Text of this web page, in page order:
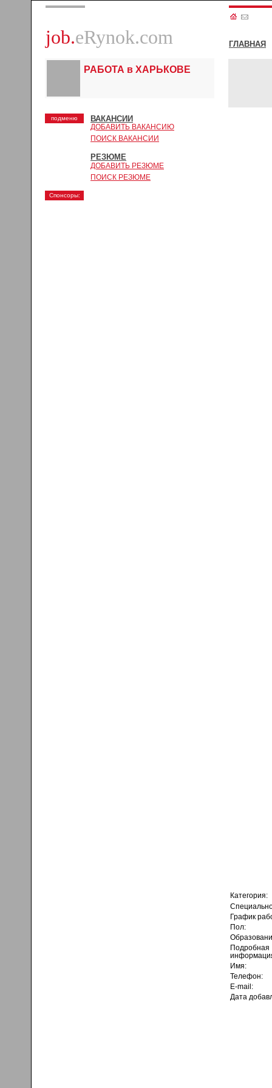
job.eRynok.com ГЛАВНАЯ
РАБОТА в ХАРЬКОВЕ
подменю ВАКАНСИИ
ДОБАВИТЬ ВАКАНСИЮ
ПОИСК ВАКАНСИИ
РЕЗЮМЕ
ДОБАВИТЬ РЕЗЮМЕ
ПОИСК РЕЗЮМЕ
Спонсоры:
Категория:
График
Пол:
Подробная
Имя:
Телефон:
E-mail:
Дата